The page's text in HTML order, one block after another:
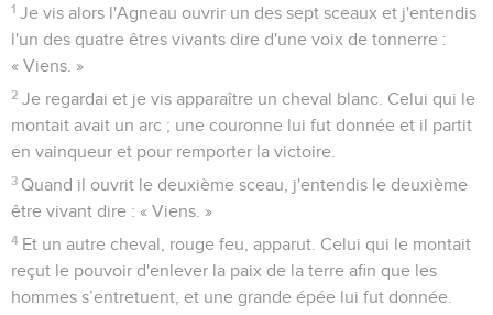
1 Je vis alors l'Agneau ouvrir un des sept sceaux et j'entendis
l'un des quatre êtres vivants dire d'une voix de tonnerre :
« Viens. »
2 Je regardai et je vis apparaître un cheval blanc. Celui qui le
montait avait un arc ; une couronne lui fut donnée et il partit
en vainqueur et pour remporter la victoire.
3 Quand il ouvrit le deuxième sceau, j'entendis le deuxième
être vivant dire : « Viens. »
4 Et un autre cheval, rouge feu, apparut. Celui qui le montait
reçut le pouvoir d'enlever la paix de la terre afin que les
hommes s’entretuent, et une grande épée lui fut donnée.